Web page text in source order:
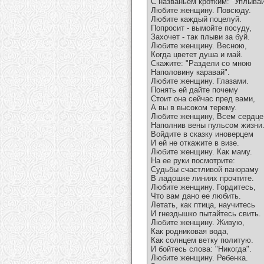
Любите женщину. Повсюду.
Любите каждый поцелуй.
Попросит - вымойте посуду,
Захочет - так плыви за буй.
Любите женщину. Весною,
Когда цветет душа и май.
Скажите: "Раздели со мною
Наполовину каравай".
Любите женщину. Глазами.
Понять ей дайте почему
Стоит она сейчас пред вами,
А вы в высоком терему.
Любите женщину, Всем
Наполнив вены пульсом жизни.
Войдите в сказку иноверцем
И ей не откажите в визе.
Любите женщину. Как маму.
На ее руки посмотрите:
Судьбы счастливой панораму
В ладошке линиях прочтите.
Любите женщину. Гордитесь,
Что вам дано ее любить.
Летать, как птица, научитесь
И гнездышко пытайтесь свить.
Любите женщину. Живую,
Как родниковая вода,
Как солнцем ветку политую.
И бойтесь слова: "Никогда".
Любите женщину. Ребенка.